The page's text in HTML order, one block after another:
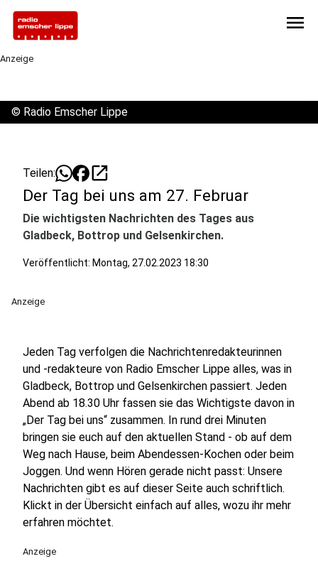
menu
Anzeige
© Radio Emscher Lippe
Teilen: open_in_new
Der Tag bei uns am 27. Februar
Die wichtigsten Nachrichten des Tages aus
Gladbeck, Bottrop und Gelsenkirchen.
Veröffentlicht: Montag, 27.02.2023 18:30
Anzeige
Jeden Tag verfolgen die Nachrichtenredakteurinnen
und -redakteure von Radio Emscher Lippe alles, was in
Gladbeck, Bottrop und Gelsenkirchen passiert. Jeden
Abend ab 18.30 Uhr fassen sie das Wichtigste davon in
„Der Tag bei uns“ zusammen. In rund drei Minuten
bringen sie euch auf den aktuellen Stand - ob auf dem
Weg nach Hause, beim Abendessen-Kochen oder beim
Joggen. Und wenn Hören gerade nicht passt: Unsere
Nachrichten gibt es auf dieser Seite auch schriftlich.
Klickt in der Übersicht einfach auf alles, wozu ihr mehr
erfahren möchtet.
Anzeige